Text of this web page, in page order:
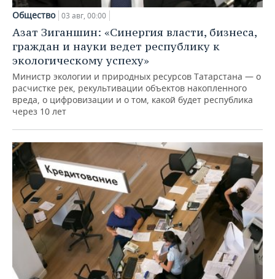
Общество 03 авг, 00:00
Азат Зиганшин: «Синергия власти, бизнеса,
граждан и науки ведет республику к
экологическому успеху»
Министр экологии и природных ресурсов Татарстана — о
расчистке рек, рекультивации объектов накопленного
вреда, о цифровизации и о том, какой будет республика
через 10 лет